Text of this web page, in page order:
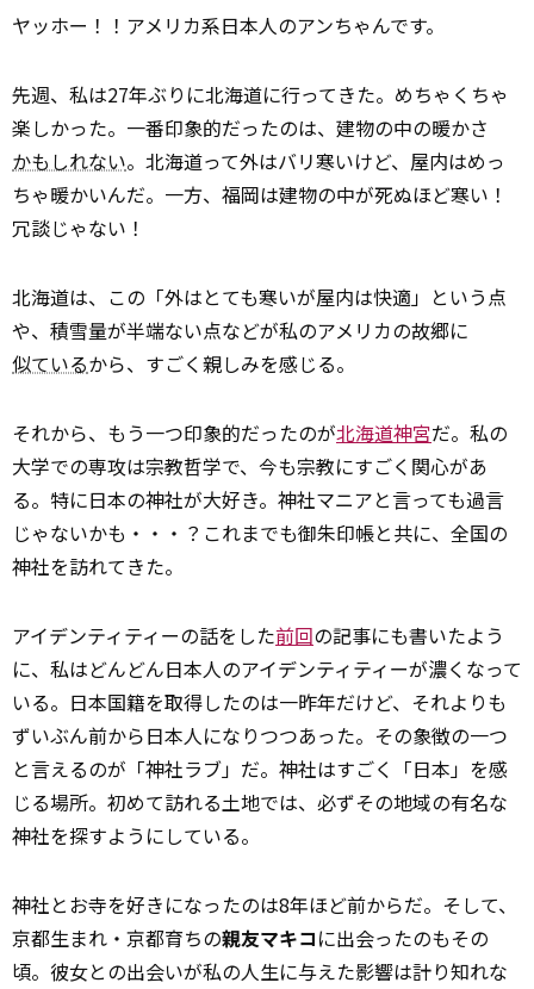
ヤッホー！！アメリカ系日本人のアンちゃんです。
先週、私は27年ぶりに北海道に行ってきた。めちゃくちゃ
楽しかった。一番印象的だったのは、建物の中の暖かさ
かもしれない。北海道って外はバリ寒いけど、屋内はめっ
ちゃ暖かいんだ。一方、福岡は建物の中が死ぬほど寒い！
冗談じゃない！
北海道は、この「外はとても寒いが屋内は快適」という点
や、積雪量が半端ない点などが私のアメリカの故郷に
似ているから、すごく親しみを感じる。
それから、もう一つ印象的だったのが北海道神宮だ。私の
大学での専攻は宗教哲学で、今も宗教にすごく関心があ
る。特に日本の神社が大好き。神社マニアと言っても過言
じゃないかも・・・？これまでも御朱印帳と共に、全国の
神社を訪れてきた。
アイデンティティーの話をした前回の記事にも書いたよう
に、私はどんどん日本人のアイデンティティーが濃くなって
いる。日本国籍を取得したのは一昨年だけど、それよりも
ずいぶん前から日本人になりつつあった。その象徴の一つ
と言えるのが「神社ラブ」だ。神社はすごく「日本」を感
じる場所。初めて訪れる土地では、必ずその地域の有名な
神社を探すようにしている。
神社とお寺を好きになったのは8年ほど前からだ。そして、
京都生まれ・京都育ちの親友マキコに出会ったのもその
頃。彼女との出会いが私の人生に与えた影響は計り知れな